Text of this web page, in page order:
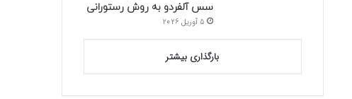
سس آلفردو به روش رستورانی
5 آوریل 2026
بارگذاری بیشتر